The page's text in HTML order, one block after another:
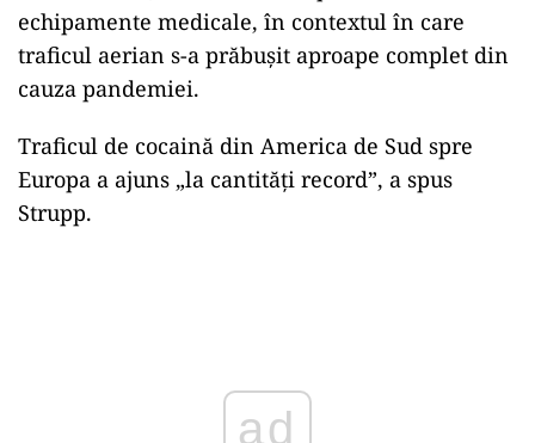
echipamente medicale, în contextul în care
traficul aerian s-a prăbuşit aproape complet din
cauza pandemiei.
Traficul de cocaină din America de Sud spre
Europa a ajuns „la cantităţi record”, a spus
Strupp.